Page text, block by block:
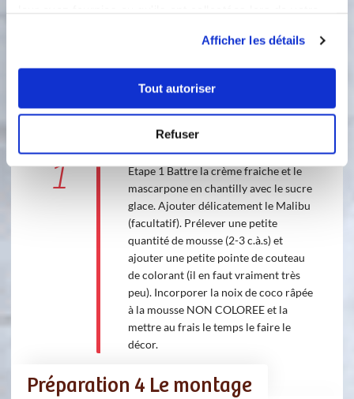
Afficher les détails
Tout autoriser
Refuser
1 étape
1
Étape 1 Battre la crème fraiche et le
mascarpone en chantilly avec le sucre
glace. Ajouter délicatement le Malibu
(facultatif). Prélever une petite
quantité de mousse (2-3 c.à.s) et
ajouter une petite pointe de couteau
de colorant (il en faut vraiment très
peu). Incorporer la noix de coco râpée
à la mousse NON COLOREE et la
mettre au frais le temps le faire le
décor.
Préparation 4 Le montage